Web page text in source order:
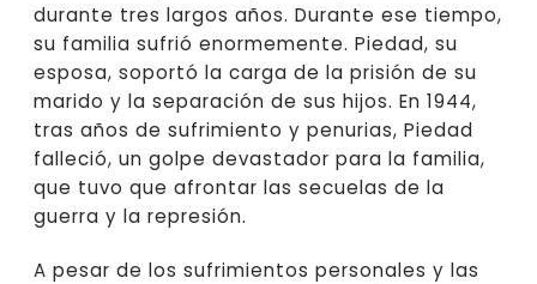
durante tres largos años. Durante ese tiempo,
su familia sufrió enormemente. Piedad, su
esposa, soportó la carga de la prisión de su
marido y la separación de sus hijos. En 1944,
tras años de sufrimiento y penurias, Piedad
falleció, un golpe devastador para la familia,
que tuvo que afrontar las secuelas de la
guerra y la represión.
A pesar de los sufrimientos personales y las